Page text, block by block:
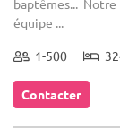
baptêmes...
équipe ...
1-500
Contacter